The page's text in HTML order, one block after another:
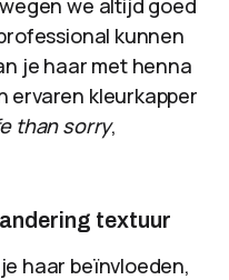
we altijd goed
kunnen
je haar met henna
ervaren kleurkapper
than sorry,
textuur
haar beïnvloeden,